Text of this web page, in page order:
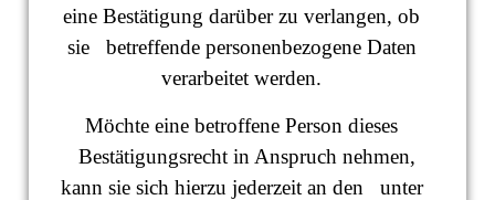
eine Bestätigung darüber zu verlangen, ob
sie betreffende personenbezogene Daten
verarbeitet werden.
Möchte eine betroffene Person dieses
Bestätigungsrecht in Anspruch nehmen,
kann sie sich hierzu jederzeit an den unter